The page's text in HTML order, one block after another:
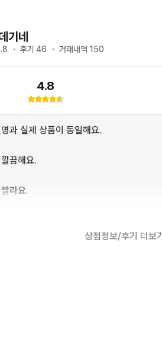
기네
・ 후기 46 ・ 거래내역 150
4.8
과 실제 상품이 동일해요.
끔해요.
라요.
상점정보/후기 더보기